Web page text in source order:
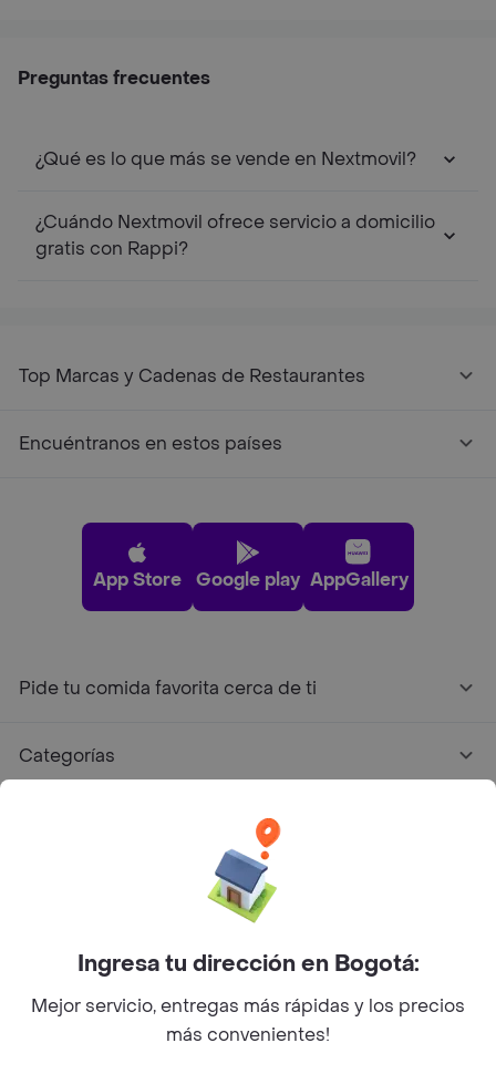
Preguntas frecuentes
¿Qué es lo que más se vende en Nextmovil?
¿Cuándo Nextmovil ofrece servicio a domicilio
gratis con Rappi?
Top Marcas y Cadenas de Restaurantes
Encuéntranos en estos países
App Store Google play AppGallery
Pide tu comida favorita cerca de ti
Categorías
Facebook
Twitter
Instagram
©2026Rappi Inc. All rights reserved.
Ingresa tu dirección en Bogotá:
Mejor servicio, entregas más rápidas y los precios
más convenientes!